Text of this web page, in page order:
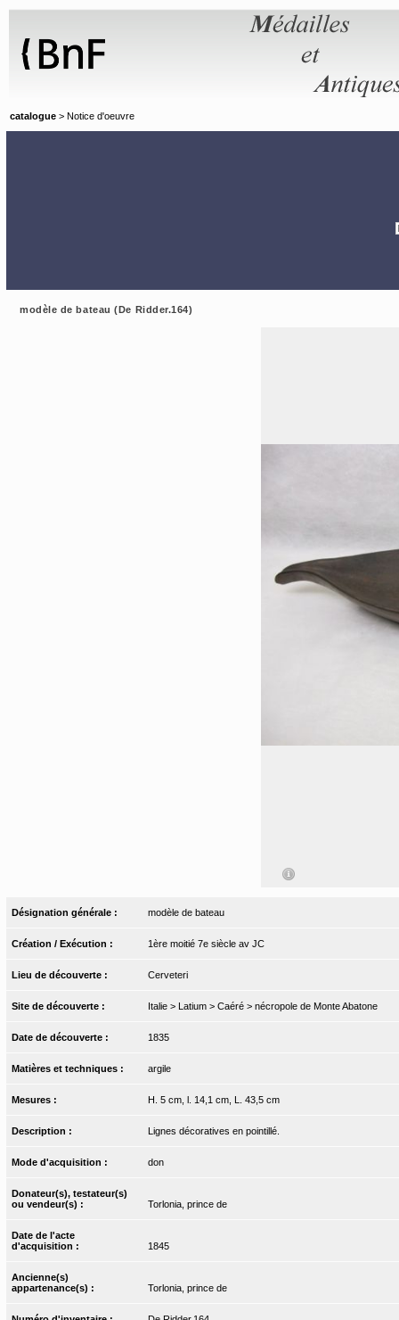
catalogue > Notice d'oeuvre
modèle de bateau (De Ridder.164)
Désignation générale : modèle de bateau
Création / Exécution : 1ère moitié 7e siècle av JC
Lieu de découverte : Cerveteri
Site de découverte : Italie > Latium > Caéré > nécropole de Monte Abatone
Date de découverte : 1835
Matières et techniques : argile
Mesures : H. 5 cm, l. 14,1 cm, L. 43,5 cm
Description : Lignes décoratives en pointillé.
Mode d'acquisition : don
Donateur(s), testateur(s)
ou vendeur(s) :
Torlonia, prince de
Date de l'acte
d'acquisition :
1845
Ancienne(s)
appartenance(s) :
Torlonia, prince de